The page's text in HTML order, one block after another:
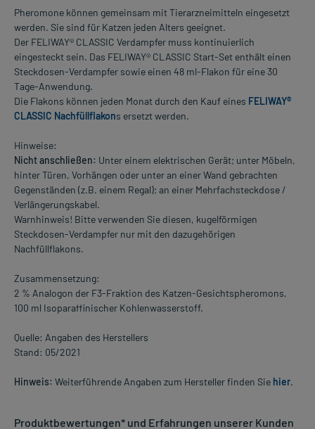
Pheromone können gemeinsam mit Tierarzneimitteln eingesetzt
werden. Sie sind für Katzen jeden Alters geeignet.
Der FELIWAY® CLASSIC Verdampfer muss kontinuierlich
eingesteckt sein. Das FELIWAY® CLASSIC Start-Set enthält einen
Steckdosen-Verdampfer sowie einen 48 ml-Flakon für eine 30
Tage-Anwendung.
Die Flakons können jeden Monat durch den Kauf eines FELIWAY®
CLASSIC Nachfüllflakons ersetzt werden.
Hinweise:
Nicht anschließen: Unter einem elektrischen Gerät; unter Möbeln,
hinter Türen, Vorhängen oder unter an einer Wand gebrachten
Gegenständen (z.B. einem Regal); an einer Mehrfachsteckdose /
Verlängerungskabel.
Warnhinweis! Bitte verwenden Sie diesen, kugelförmigen
Steckdosen-Verdampfer nur mit den dazugehörigen
Nachfüllflakons.
Zusammensetzung:
2 % Analogon der F3-Fraktion des Katzen-Gesichtspheromons,
100 ml Isoparaffinischer Kohlenwasserstoff.
Quelle: Angaben des Herstellers
Stand: 05/2021
Hinweis: Weiterführende Angaben zum Hersteller finden Sie hier.
Produktbewertungen* und Erfahrungen unserer Kunden